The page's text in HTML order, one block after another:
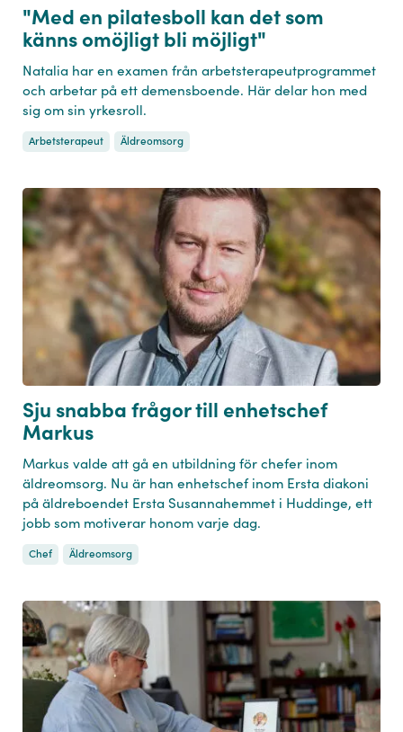
"Med en pilatesboll kan det som
känns omöjligt bli möjligt"
Natalia har en examen från arbetsterapeutprogrammet
och arbetar på ett demensboende. Här delar hon med
sig om sin yrkesroll.
Arbetsterapeut Äldreomsorg
Sju snabba frågor till enhetschef
Markus
Markus valde att gå en utbildning för chefer inom
äldreomsorg. Nu är han enhetschef inom Ersta diakoni
på äldreboendet Ersta Susannahemmet i Huddinge, ett
jobb som motiverar honom varje dag.
Chef Äldreomsorg